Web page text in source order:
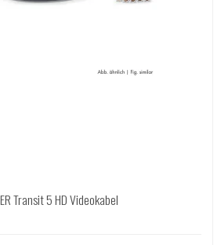
Transit 5 HD Videokabel